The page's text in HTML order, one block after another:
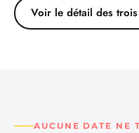
Voir le détail des
AUCUNE DATE NE